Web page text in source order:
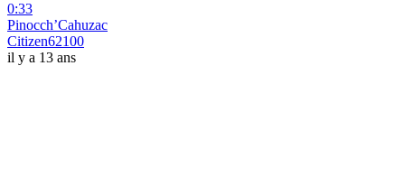
0:33
Pinocch’Cahuzac
Citizen62100
il y a 13 ans